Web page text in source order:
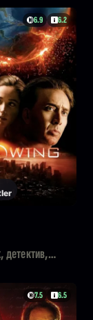
6.9 6.2
детектив,
7.5 6.5